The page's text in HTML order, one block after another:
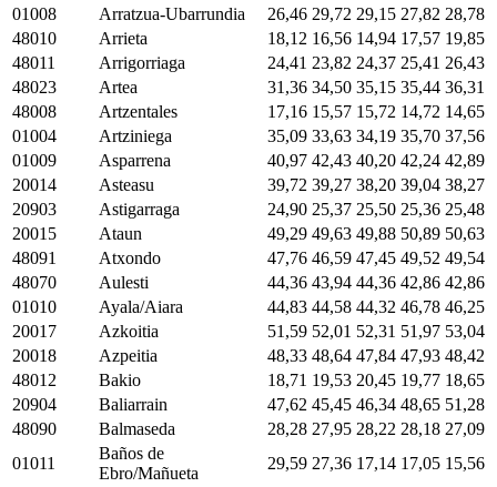
01008 Arratzua-Ubarrundia 26,46 29,72 29,15 27,82 28,78
48010
Arrieta 18,12 16,56 14,94 17,57 19,85
48011
Arrigorriaga 24,41 23,82 24,37 25,41 26,43
48023
Artea 31,36 34,50 35,15 35,44 36,31
48008
Artzentales 17,16 15,57 15,72 14,72 14,65
01004
Artziniega 35,09 33,63 34,19 35,70 37,56
01009
Asparrena 40,97 42,43 40,20 42,24 42,89
20014
Asteasu 39,72 39,27 38,20 39,04 38,27
20903
Astigarraga 24,90 25,37 25,50 25,36 25,48
20015
Ataun 49,29 49,63 49,88 50,89 50,63
48091
Atxondo 47,76 46,59 47,45 49,52 49,54
48070
Aulesti 44,36 43,94 44,36 42,86 42,86
01010
Ayala/Aiara 44,83 44,58 44,32 46,78 46,25
20017
Azkoitia 51,59 52,01 52,31 51,97 53,04
20018
Azpeitia 48,33 48,64 47,84 47,93 48,42
48012
Bakio 18,71 19,53 20,45 19,77 18,65
20904
Baliarrain 47,62 45,45 46,34 48,65 51,28
48090
Balmaseda 28,28 27,95 28,22 28,18 27,09
01011
Baños de
Ebro/Mañueta
29,59 27,36 17,14 17,05 15,56